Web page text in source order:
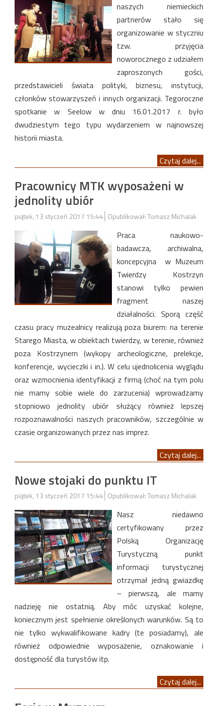
naszych niemieckich
partnerów stało się
organizowanie w styczniu
tzw. przyjęcia
noworocznego z udziałem
zaproszonych gości,
przedstawicieli świata polityki, biznesu, instytucji,
członków stowarzyszeń i innych organizacji. Tegoroczne
spotkanie w Seelow w dniu 16.01.2017 r. było
dwudziestym tego typu wydarzeniem w najnowszej
historii miasta.
Czytaj dalej...
Pracownicy MTK wyposażeni w
jednolity ubiór
piątek, 13 styczeń 2017 15:44 Opublikował: Tomasz Michalak
Praca naukowo-
badawcza, archiwalna,
koncepcyjna w Muzeum
Twierdzy Kostrzyn
stanowi tylko pewien
fragment naszej
działalności. Sporą część
czasu pracy muzealnicy realizują poza biurem: na terenie
Starego Miasta, w obiektach twierdzy, w terenie, również
poza Kostrzynem (wykopy archeologiczne, prelekcje,
konferencje, wycieczki i in.). W celu ujednolicenia wyglądu
oraz wzmocnienia identyfikacji z firmą (choć na tym polu
nie mamy sobie wiele do zarzucenia) wprowadzamy
stopniowo jednolity ubiór służący również lepszej
rozpoznawalności naszych pracowników, szczególnie w
czasie organizowanych przez nas imprez.
Czytaj dalej...
Nowe stojaki do punktu IT
piątek, 13 styczeń 2017 15:44 Opublikował: Tomasz Michalak
Nasz niedawno
certyfikowany przez
Polską Organizację
Turystyczną punkt
informacji turystycznej
otrzymał jedną gwiazdkę
– pierwszą, ale mamy
nadzieję nie ostatnią. Aby móc uzyskać kolejne,
koniecznym jest spełnienie określonych warunków. Są to
nie tylko wykwalifikowane kadry (te posiadamy), ale
również odpowiednie wyposażenie, oznakowanie i
dostępność dla turystów itp.
Czytaj dalej...